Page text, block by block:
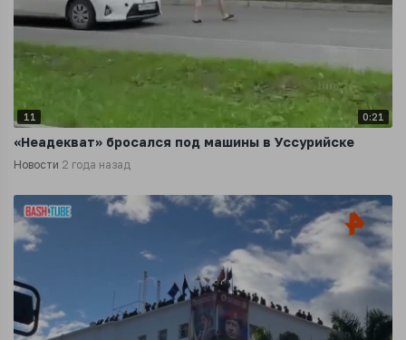
11 0:21
«Неадекват» бросался под машины в Уссурийске
Новости 2 года назад